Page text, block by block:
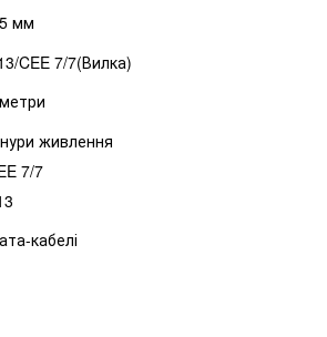
мм
CEE 7/7(Вилка)
живлення
7/7
кабелі